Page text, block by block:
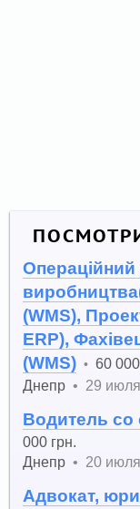
Операційний
(WMS),
ERP),
(WMS) •60
Днепр • 29 июля
Водитель
000 грн.
Днепр • 20 июля
Адвокат,